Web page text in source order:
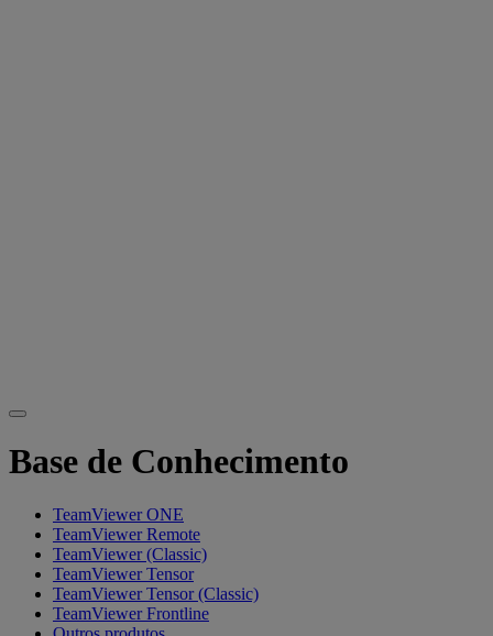
Base de Conhecimento
TeamViewer ONE
TeamViewer Remote
TeamViewer (Classic)
TeamViewer Tensor
TeamViewer Tensor (Classic)
TeamViewer Frontline